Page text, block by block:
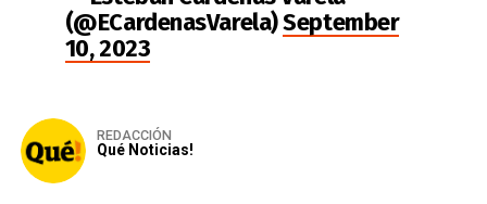
(@ECardenasVarela)September
10, 2023
REDACCIÓN
Qué Noticias!